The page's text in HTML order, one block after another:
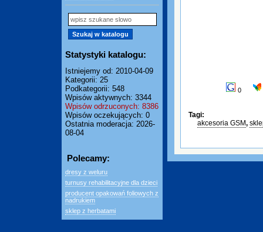
Statystyki katalogu:
Istniejemy od: 2010-04-09
Kategorii: 25
Podkategorii: 548
Wpisów aktywnych: 3344
Wpisów odrzuconych: 8386
Wpisów oczekujących: 0
Ostatnia moderacja: 2026-
08-04
Polecamy:
dresy z weluru
turnusy rehabilitacyjne dla dzieci
producent opakowań foliowych z
nadrukiem
sklep z herbatami
0
Tagi:
akcesoria GSM,